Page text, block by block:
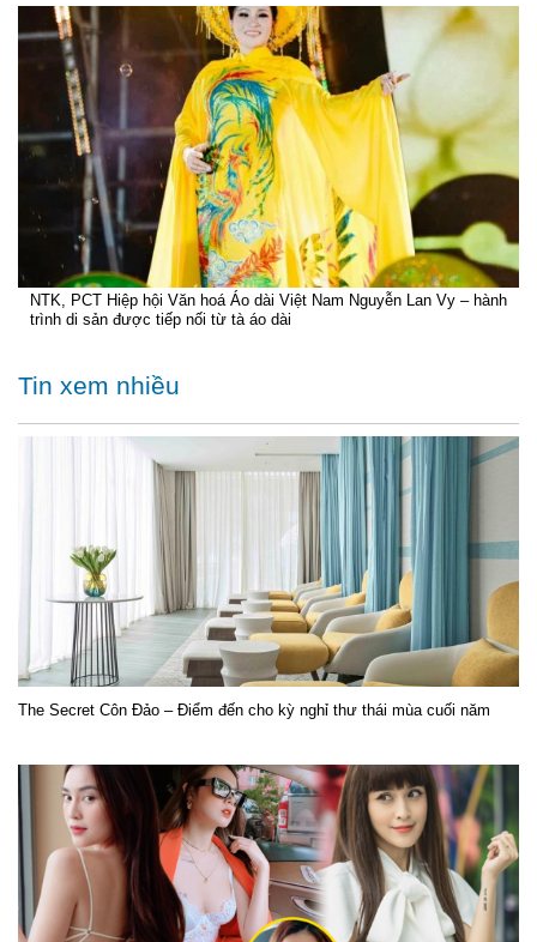
NTK, PCT Hiệp hội Văn hoá Áo dài Việt Nam Nguyễn Lan Vy – hành
trình di sản được tiếp nối từ tà áo dài
Tin xem nhiều
The Secret Côn Đảo – Điểm đến cho kỳ nghỉ thư thái mùa cuối năm